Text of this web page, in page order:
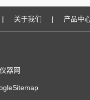
| 关于我们 | 产品中
器网